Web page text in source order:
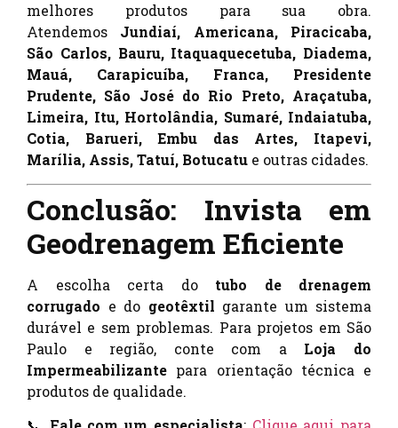
melhores produtos para sua obra.
Atendemos Jundiaí, Americana, Piracicaba,
São Carlos, Bauru, Itaquaquecetuba, Diadema,
Mauá, Carapicuíba, Franca, Presidente
Prudente, São José do Rio Preto, Araçatuba,
Limeira, Itu, Hortolândia, Sumaré, Indaiatuba,
Cotia, Barueri, Embu das Artes, Itapevi,
Marília, Assis, Tatuí, Botucatu e outras cidades.
Conclusão: Invista em
Geodrenagem Eficiente
A escolha certa do tubo de drenagem
corrugado e do geotêxtil garante um sistema
durável e sem problemas. Para projetos em São
Paulo e região, conte com a Loja do
Impermeabilizante para orientação técnica e
produtos de qualidade.